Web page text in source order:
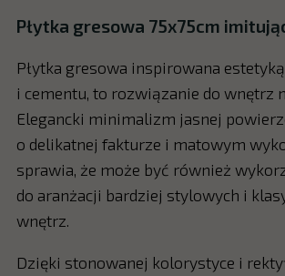
Płytka gresowa 75x75cm
Płytka gresowa inspirowana
i cementu, to rozwiązanie do wnętrz
Elegancki minimalizm jasnej
o delikatnej fakturze i matowym
sprawia, że może być również
do aranżacji bardziej stylowych i
wnętrz.
Dzięki stonowanej kolorystyce i